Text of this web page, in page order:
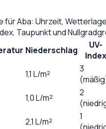
fürAba: Uhrzeit,
Taupunkt und
Niederschlag
UV-
Index
1,1 L/m²
3
1,0L/m²
2
2,1 L/m²
1